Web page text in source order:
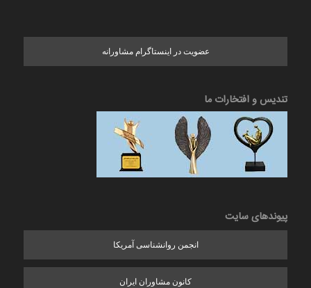
عضویت در اینستاگرام مشاورانه
تندیس و افتخارات ما
پیوندهای سایت
انجمن روانشناسی آمریکا
کانون مشاوران ایران